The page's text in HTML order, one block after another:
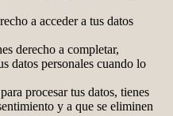
a acceder a tus datos
derecho a completar,
datos personales cuando lo
procesar tus datos, tienes
y a que se eliminen